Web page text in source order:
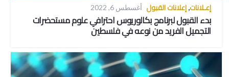
إعـلانات, إعلانات القبول أغسطس 6, 2022
بدء القبول لبرنامج بكالوريوس احترافي علوم مستحضرات
التجميل الفريد من نوعه في فلسطين